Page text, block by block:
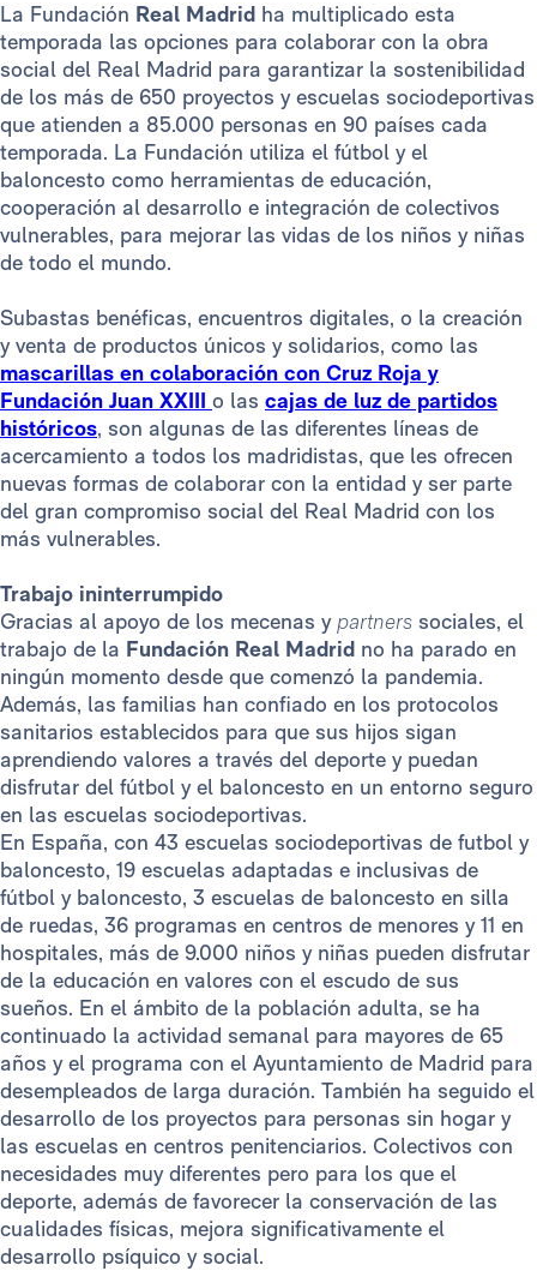
La Fundación Real Madrid ha multiplicado esta
temporada las opciones para colaborar con la obra
social del Real Madrid para garantizar la sostenibilidad
de los más de 650 proyectos y escuelas sociodeportivas
que atienden a 85.000 personas en 90 países cada
temporada. La Fundación utiliza el fútbol y el
baloncesto como herramientas de educación,
cooperación al desarrollo e integración de colectivos
vulnerables, para mejorar las vidas de los niños y niñas
de todo el mundo.
Subastas benéficas, encuentros digitales, o la creación
y venta de productos únicos y solidarios, como las
mascarillas en colaboración con Cruz Roja y
Fundación Juan XXIII o las cajas de luz de partidos
históricos, son algunas de las diferentes líneas de
acercamiento a todos los madridistas, que les ofrecen
nuevas formas de colaborar con la entidad y ser parte
del gran compromiso social del Real Madrid con los
más vulnerables.
Trabajo ininterrumpido
Gracias al apoyo de los mecenas y partners sociales, el
trabajo de la Fundación Real Madrid no ha parado en
ningún momento desde que comenzó la pandemia.
Además, las familias han confiado en los protocolos
sanitarios establecidos para que sus hijos sigan
aprendiendo valores a través del deporte y puedan
disfrutar del fútbol y el baloncesto en un entorno seguro
en las escuelas sociodeportivas.
En España, con 43 escuelas sociodeportivas de futbol y
baloncesto, 19 escuelas adaptadas e inclusivas de
fútbol y baloncesto, 3 escuelas de baloncesto en silla
de ruedas, 36 programas en centros de menores y 11 en
hospitales, más de 9.000 niños y niñas pueden disfrutar
de la educación en valores con el escudo de sus
sueños. En el ámbito de la población adulta, se ha
continuado la actividad semanal para mayores de 65
años y el programa con el Ayuntamiento de Madrid para
desempleados de larga duración. También ha seguido el
desarrollo de los proyectos para personas sin hogar y
las escuelas en centros penitenciarios. Colectivos con
necesidades muy diferentes pero para los que el
deporte, además de favorecer la conservación de las
cualidades físicas, mejora significativamente el
desarrollo psíquico y social.